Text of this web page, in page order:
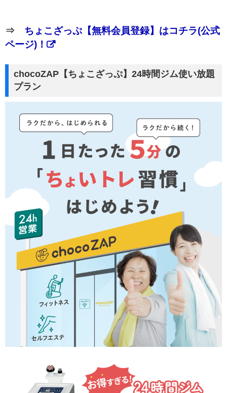
⇒ ちょこざっぷ【無料会員登録】はコチラ(公式
ページ)！
chocoZAP【ちょこざっぷ】24時間ジム使い放題
プラン